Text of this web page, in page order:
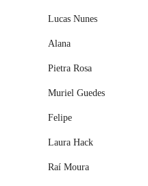
Lucas Nunes
Alana
Pietra Rosa
Muriel Guedes
Felipe
Laura Hack
Raí Moura